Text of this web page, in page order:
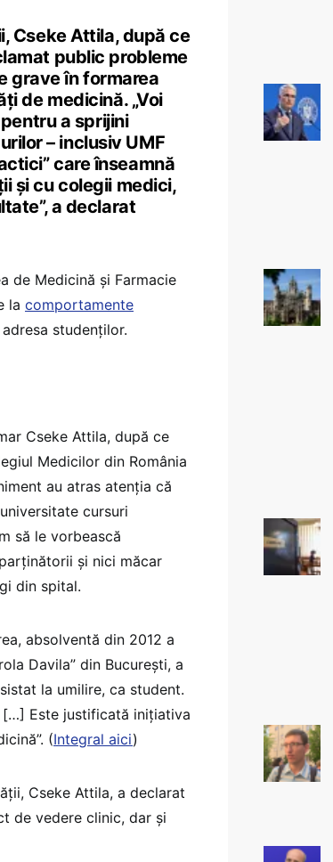
Cseke Attila, după ce
public probleme
grave în formarea
de medicină. „Voi
a sprijini
– inclusiv UMF
care înseamnă
și cu colegii medici,
a declarat
de Medicină și Farmacie
la comportamente
studenților.
Cseke Attila, după ce
Medicilor din România
au atras atenția că
cursuri
să le vorbească
și nici măcar
din spital.
absolventă din 2012 a
Davila” din București, a
la umilire, ca student.
[…] Este justificată inițiativa
(Integral aici)
Cseke Attila, a declarat
de vedere clinic, dar și